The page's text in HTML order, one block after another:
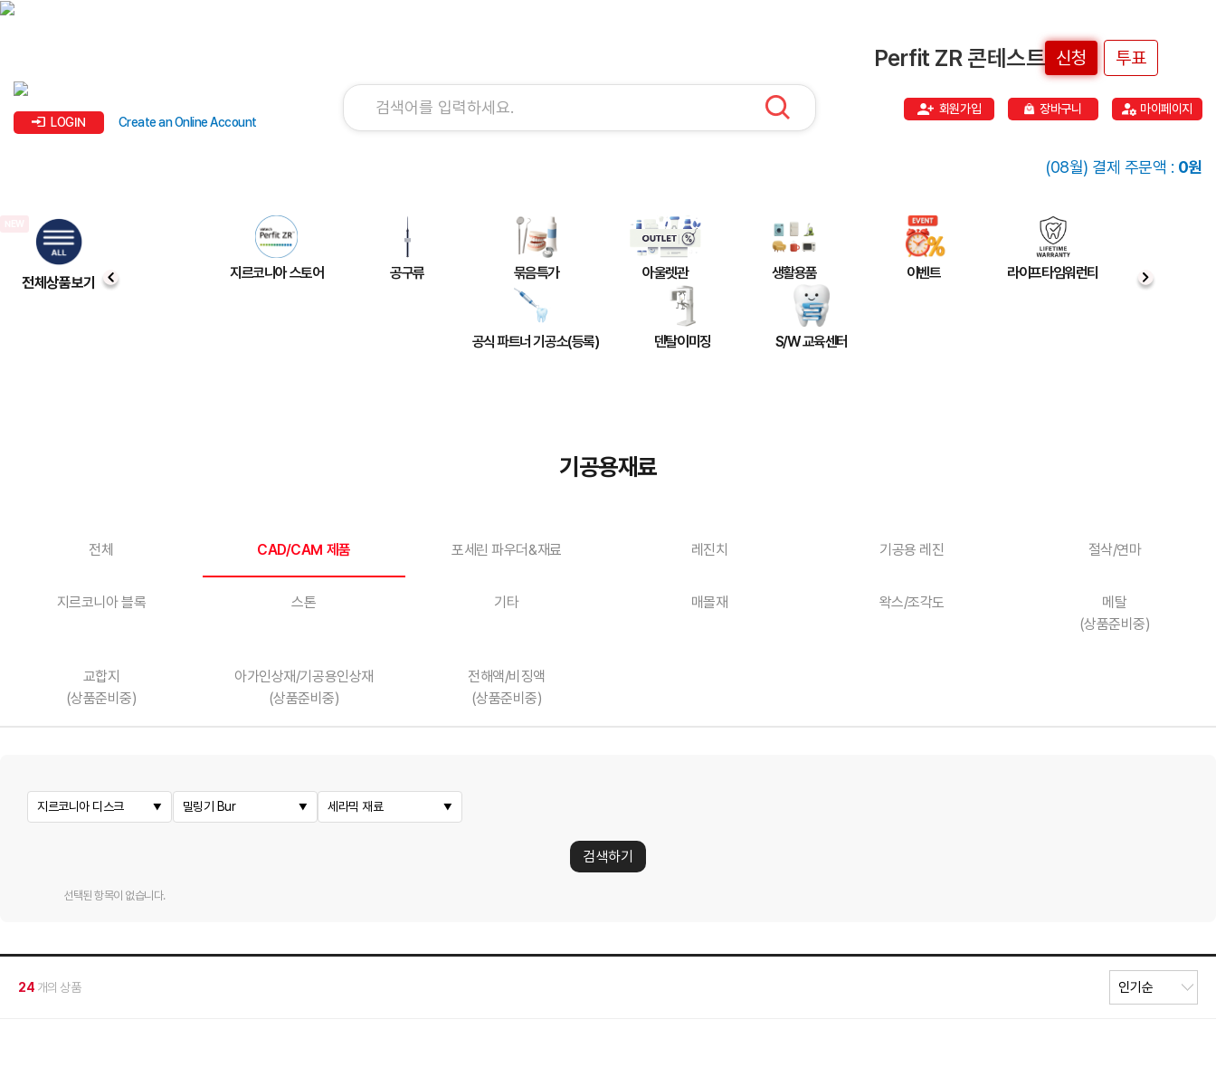
LOGIN Create an Online Account
Perfit ZR 콘테스트 신청 투표
회원가입 장바구니 마이페이지
(08월) 결제 주문액 : 0원
전체상품보기
지르코니아 스토어 공구류 묶음특가 아울렛관 생활용품 이벤트 라이프타임워런티
공식 파트너 기공소(등록) 덴탈이미징 S/W 교육센터
기공용재료
전체 CAD/CAM 제품 포세린 파우더&재료 레진치 기공용 레진 절삭/연마
지르코니아 블록 스톤 기타 매몰재 왁스/조각도
메탈
(상품준비중)
교합지
(상품준비중)
아가인상재/기공용인상재
(상품준비중)
전해액/비징액
(상품준비중)
지르코니아 디스크 밀링기 Bur 세라믹 재료
검색하기
선택된 항목이 없습니다.
24 개의 상품